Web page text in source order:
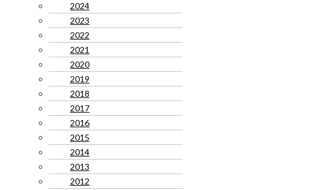
2024
2023
2022
2021
2020
2019
2018
2017
2016
2015
2014
2013
2012